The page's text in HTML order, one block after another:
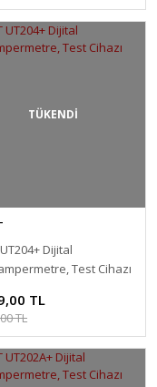
TÜKENDİ
Dijital
Test Cihazı
TL
TL